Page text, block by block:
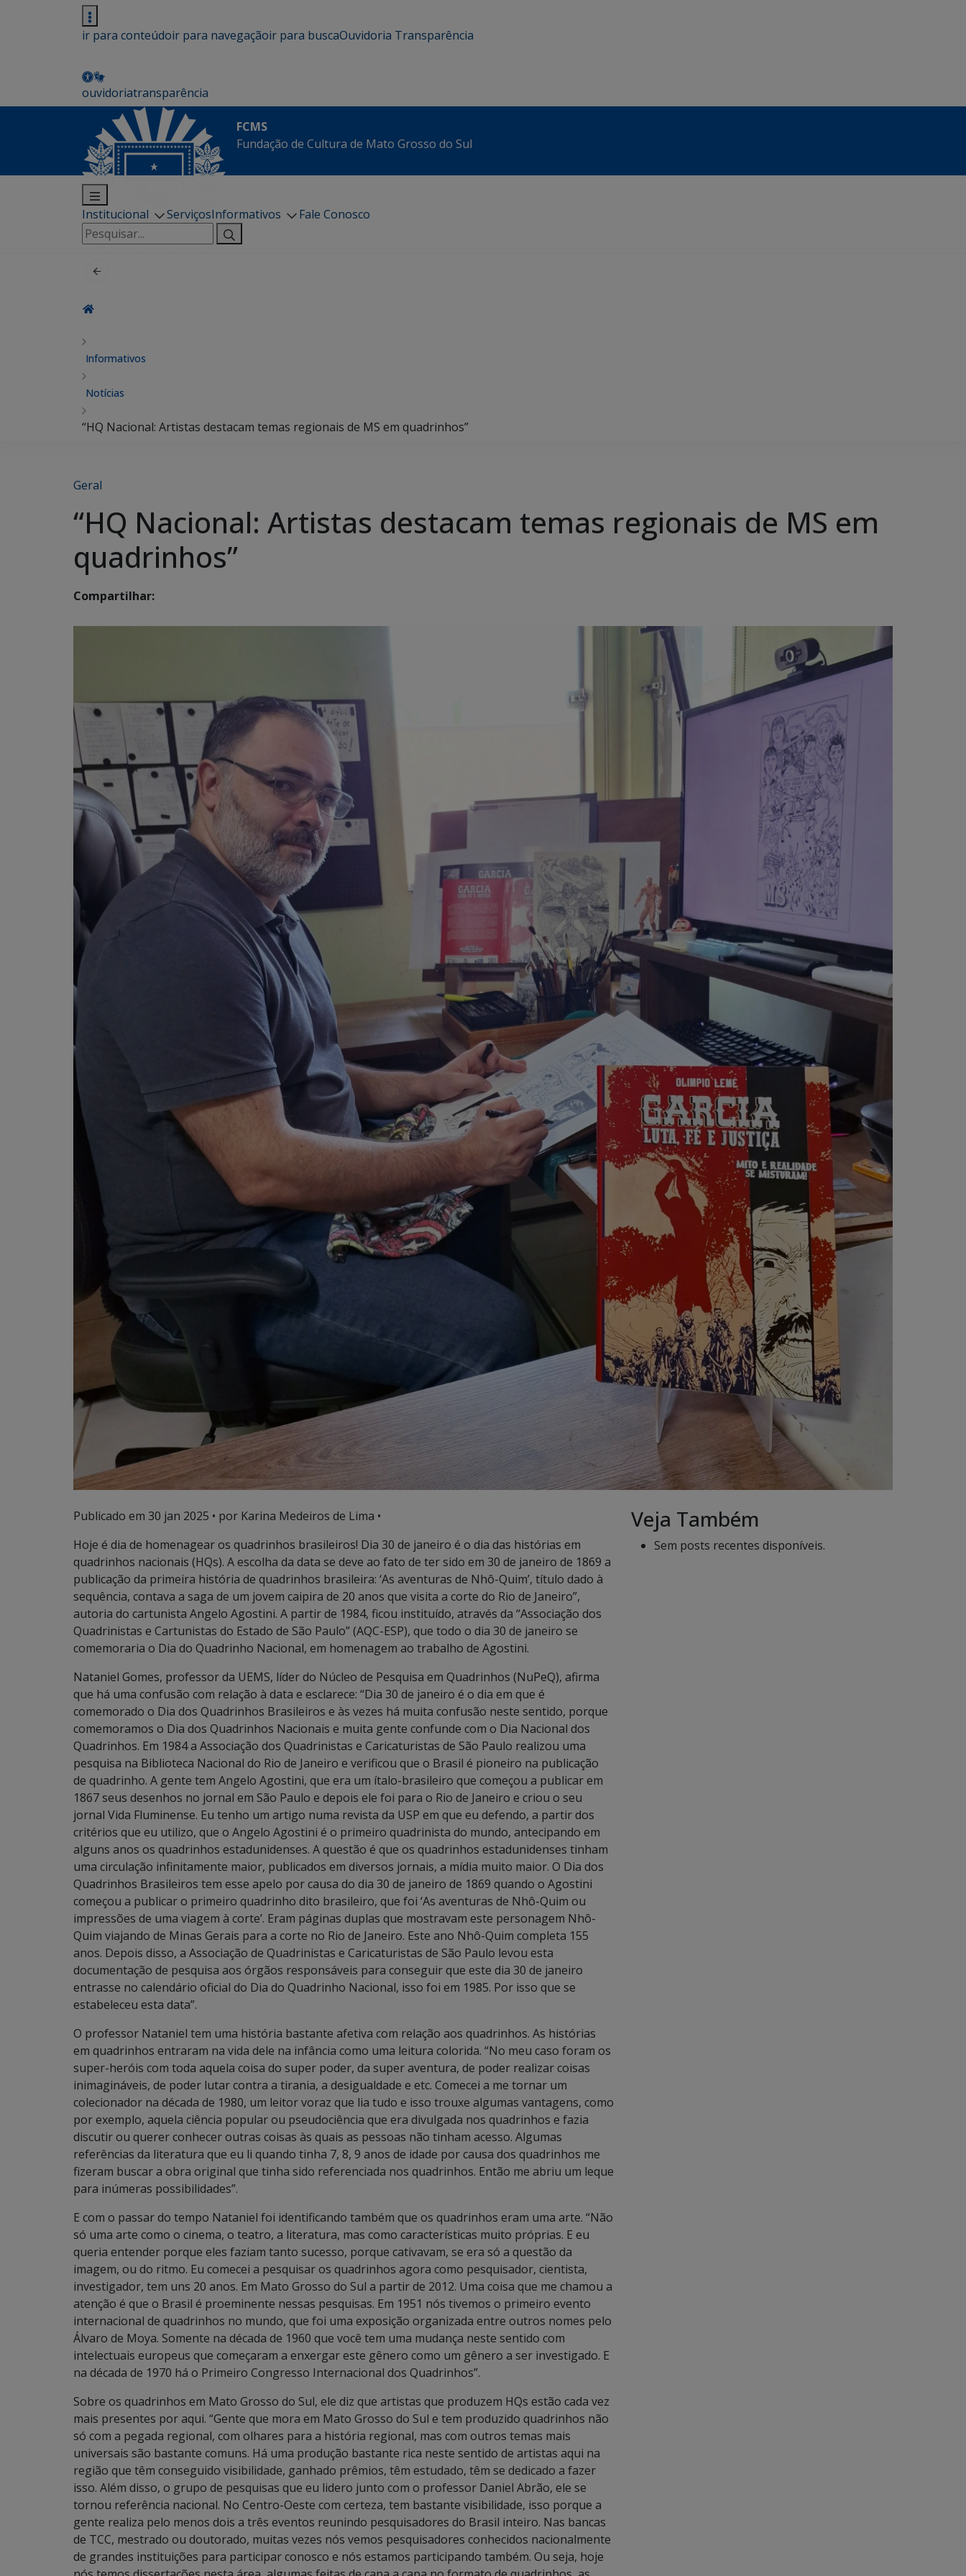
ir para conteúdoir para navegaçãoir para buscaOuvidoria Transparência
ouvidoriatransparência
FCMS
Fundação de Cultura de Mato Grosso do Sul
Institucional ServiçosInformativos
Fale Conosco
Pesquisar
por:
Informativos
Notícias
“HQ Nacional: Artistas destacam temas regionais de MS em quadrinhos”
Geral
“HQ Nacional: Artistas destacam temas regionais de MS em
quadrinhos”
Compartilhar:
Publicado em 30 jan 2025 • por Karina Medeiros de Lima •
Hoje é dia de homenagear os quadrinhos brasileiros! Dia 30 de janeiro é o dia das histórias em
quadrinhos nacionais (HQs). A escolha da data se deve ao fato de ter sido em 30 de janeiro de 1869 a
publicação da primeira história de quadrinhos brasileira: ‘As aventuras de Nhô-Quim’, título dado à
sequência, contava a saga de um jovem caipira de 20 anos que visita a corte do Rio de Janeiro”,
autoria do cartunista Angelo Agostini. A partir de 1984, ficou instituído, através da “Associação dos
Quadrinistas e Cartunistas do Estado de São Paulo” (AQC-ESP), que todo o dia 30 de janeiro se
comemoraria o Dia do Quadrinho Nacional, em homenagem ao trabalho de Agostini.
Nataniel Gomes, professor da UEMS, líder do Núcleo de Pesquisa em Quadrinhos (NuPeQ), afirma
que há uma confusão com relação à data e esclarece: “Dia 30 de janeiro é o dia em que é
comemorado o Dia dos Quadrinhos Brasileiros e às vezes há muita confusão neste sentido, porque
comemoramos o Dia dos Quadrinhos Nacionais e muita gente confunde com o Dia Nacional dos
Quadrinhos. Em 1984 a Associação dos Quadrinistas e Caricaturistas de São Paulo realizou uma
pesquisa na Biblioteca Nacional do Rio de Janeiro e verificou que o Brasil é pioneiro na publicação
de quadrinho. A gente tem Angelo Agostini, que era um ítalo-brasileiro que começou a publicar em
1867 seus desenhos no jornal em São Paulo e depois ele foi para o Rio de Janeiro e criou o seu
jornal Vida Fluminense. Eu tenho um artigo numa revista da USP em que eu defendo, a partir dos
critérios que eu utilizo, que o Angelo Agostini é o primeiro quadrinista do mundo, antecipando em
alguns anos os quadrinhos estadunidenses. A questão é que os quadrinhos estadunidenses tinham
uma circulação infinitamente maior, publicados em diversos jornais, a mídia muito maior. O Dia dos
Quadrinhos Brasileiros tem esse apelo por causa do dia 30 de janeiro de 1869 quando o Agostini
começou a publicar o primeiro quadrinho dito brasileiro, que foi ‘As aventuras de Nhô-Quim ou
impressões de uma viagem à corte’. Eram páginas duplas que mostravam este personagem Nhô-
Quim viajando de Minas Gerais para a corte no Rio de Janeiro. Este ano Nhô-Quim completa 155
anos. Depois disso, a Associação de Quadrinistas e Caricaturistas de São Paulo levou esta
documentação de pesquisa aos órgãos responsáveis para conseguir que este dia 30 de janeiro
entrasse no calendário oficial do Dia do Quadrinho Nacional, isso foi em 1985. Por isso que se
estabeleceu esta data”.
O professor Nataniel tem uma história bastante afetiva com relação aos quadrinhos. As histórias
em quadrinhos entraram na vida dele na infância como uma leitura colorida. “No meu caso foram os
super-heróis com toda aquela coisa do super poder, da super aventura, de poder realizar coisas
inimagináveis, de poder lutar contra a tirania, a desigualdade e etc. Comecei a me tornar um
colecionador na década de 1980, um leitor voraz que lia tudo e isso trouxe algumas vantagens, como
por exemplo, aquela ciência popular ou pseudociência que era divulgada nos quadrinhos e fazia
discutir ou querer conhecer outras coisas às quais as pessoas não tinham acesso. Algumas
referências da literatura que eu li quando tinha 7, 8, 9 anos de idade por causa dos quadrinhos me
fizeram buscar a obra original que tinha sido referenciada nos quadrinhos. Então me abriu um leque
para inúmeras possibilidades”.
E com o passar do tempo Nataniel foi identificando também que os quadrinhos eram uma arte. “Não
só uma arte como o cinema, o teatro, a literatura, mas como características muito próprias. E eu
queria entender porque eles faziam tanto sucesso, porque cativavam, se era só a questão da
imagem, ou do ritmo. Eu comecei a pesquisar os quadrinhos agora como pesquisador, cientista,
investigador, tem uns 20 anos. Em Mato Grosso do Sul a partir de 2012. Uma coisa que me chamou a
atenção é que o Brasil é proeminente nessas pesquisas. Em 1951 nós tivemos o primeiro evento
internacional de quadrinhos no mundo, que foi uma exposição organizada entre outros nomes pelo
Álvaro de Moya. Somente na década de 1960 que você tem uma mudança neste sentido com
intelectuais europeus que começaram a enxergar este gênero como um gênero a ser investigado. E
na década de 1970 há o Primeiro Congresso Internacional dos Quadrinhos”.
Sobre os quadrinhos em Mato Grosso do Sul, ele diz que artistas que produzem HQs estão cada vez
mais presentes por aqui. “Gente que mora em Mato Grosso do Sul e tem produzido quadrinhos não
só com a pegada regional, com olhares para a história regional, mas com outros temas mais
universais são bastante comuns. Há uma produção bastante rica neste sentido de artistas aqui na
região que têm conseguido visibilidade, ganhado prêmios, têm estudado, têm se dedicado a fazer
isso. Além disso, o grupo de pesquisas que eu lidero junto com o professor Daniel Abrão, ele se
tornou referência nacional. No Centro-Oeste com certeza, tem bastante visibilidade, isso porque a
gente realiza pelo menos dois a três eventos reunindo pesquisadores do Brasil inteiro. Nas bancas
de TCC, mestrado ou doutorado, muitas vezes nós vemos pesquisadores conhecidos nacionalmente
de grandes instituições para participar conosco e nós estamos participando também. Ou seja, hoje
Veja Também
Sem posts recentes disponíveis.